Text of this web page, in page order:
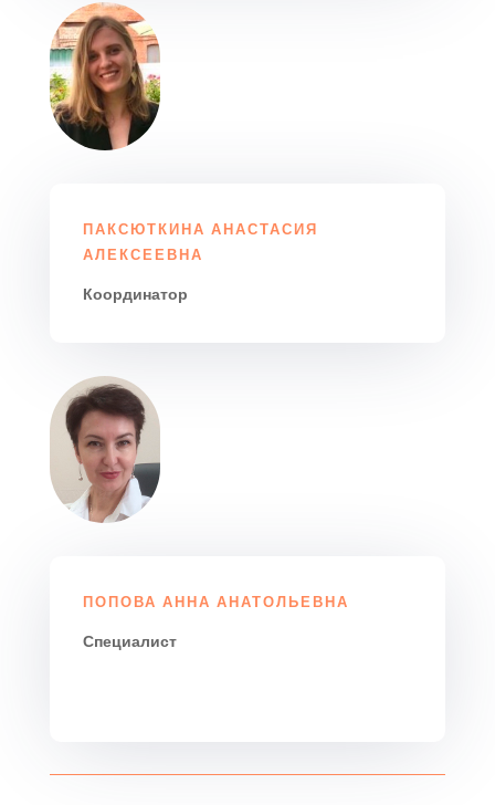
ПАКСЮТКИНА АНАСТАСИЯ
АЛЕКСЕЕВНА
Координатор
ПОПОВА АННА АНАТОЛЬЕВНА
Специалист